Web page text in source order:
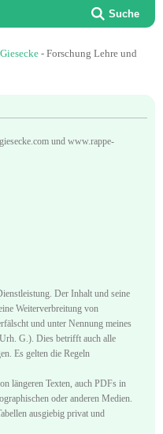
Suche
- Forschung Lehre und
und www.rappe-
Der Inhalt und seine
Weiterverbreitung von
und unter Nennung meines
G.). Dies betrifft auch alle
Es gelten die Regeln
längeren Texten, auch PDFs in
oder anderen Medien.
ausgiebig privat und